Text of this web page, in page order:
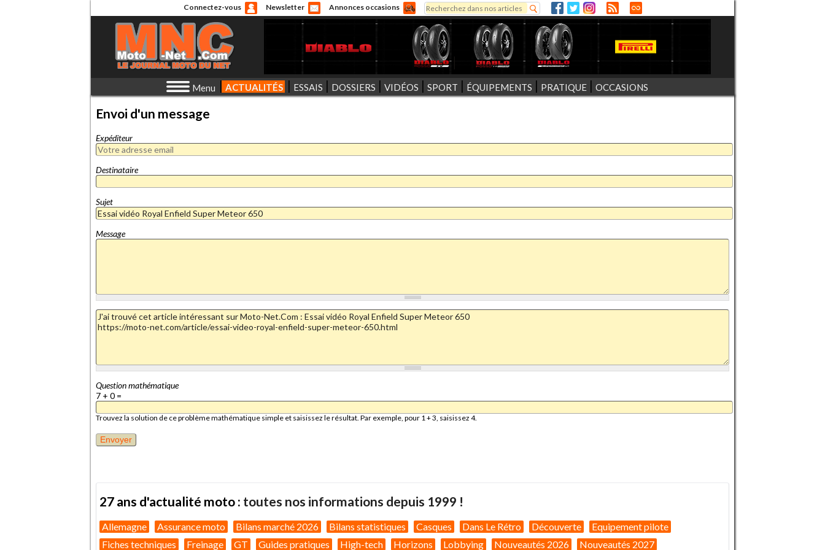
Connectez-vous Newsletter Annonces occasions
Formulaire de recherche
Rechercher
Menu ACTUALITÉS ESSAIS DOSSIERS VIDÉOS SPORT ÉQUIPEMENTS PRATIQUE OCCASIONS
Envoi d'un message
Expéditeur
Destinataire
Sujet
Message
Question mathématique
7 + 0 =
Trouvez la solution de ce problème mathématique simple et saisissez le résultat. Par exemple, pour 1 + 3, saisissez 4.
27 ans d'actualité moto : toutes nos informations depuis 1999 !
Allemagne Assurance moto Bilans marché 2026 Bilans statistiques Casques Dans Le Rétro Découverte
Equipement pilote
Fiches techniques
Freinage GT Guides pratiques High-tech Horizons Lobbying Nouveautés 2026 Nouveautés 2027